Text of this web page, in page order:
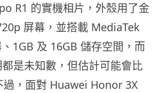
R1 的實機相片，外殼用了金
屏幕，並搭載 MediaTek
1GB 及 16GB 儲存空間，而
是未知數，但估計可能會比
過，面對 Huawei Honor 3X